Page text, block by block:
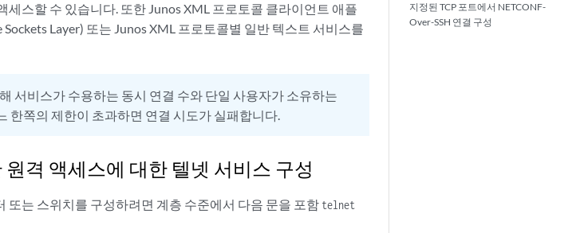
지정된 TCP 포트에서 NETCONF-
Over-SSH 연결 구성
스할 수 있습니다. 또한 Junos XML 프로토콜 클라이언트 애플
Layer) 또는 Junos XML 프로토콜별 일반 텍스트 서비스를
서비스가 수용하는 동시 연결 수와 단일 사용자가 소유하는
한쪽의 제한이 초과하면 연결 시도가 실패합니다.
격 액세스에 대한 텔넷 서비스 구성
또는 스위치를 구성하려면 계층 수준에서 다음 문을 포함 telnet